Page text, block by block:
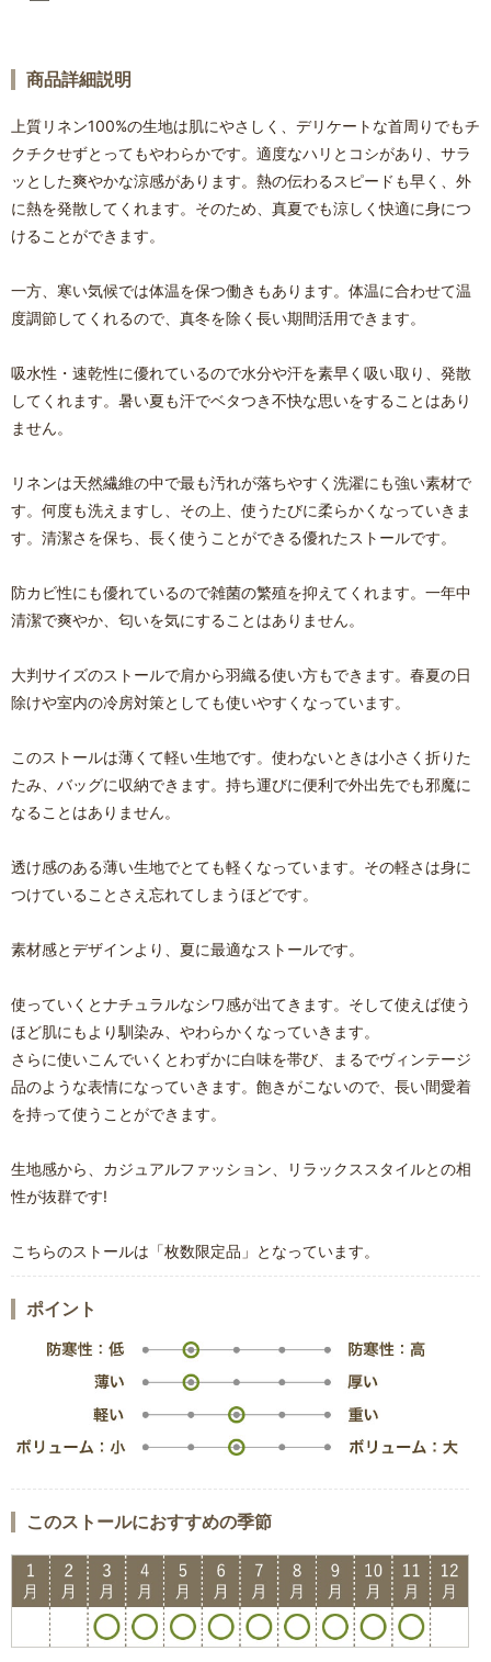
ポイント
このストールにおすすめの季節
商品詳細説明
上質リネン100%の生地は肌にやさしく、デリケートな首周りでもチ
クチクせずとってもやわらかです。適度なハリとコシがあり、サラ
ッとした爽やかな涼感があります。熱の伝わるスピードも早く、外
に熱を発散してくれます。そのため、真夏でも涼しく快適に身につ
けることができます。
一方、寒い気候では体温を保つ働きもあります。体温に合わせて温
度調節してくれるので、真冬を除く長い期間活用できます。
吸水性・速乾性に優れているので水分や汗を素早く吸い取り、発散
してくれます。暑い夏も汗でベタつき不快な思いをすることはあり
ません。
リネンは天然繊維の中で最も汚れが落ちやすく洗濯にも強い素材で
す。何度も洗えますし、その上、使うたびに柔らかくなっていきま
す。清潔さを保ち、長く使うことができる優れたストールです。
防カビ性にも優れているので雑菌の繁殖を抑えてくれます。一年中
清潔で爽やか、匂いを気にすることはありません。
大判サイズのストールで肩から羽織る使い方もできます。春夏の日
除けや室内の冷房対策としても使いやすくなっています。
このストールは薄くて軽い生地です。使わないときは小さく折りた
たみ、バッグに収納できます。持ち運びに便利で外出先でも邪魔に
なることはありません。
透け感のある薄い生地でとても軽くなっています。その軽さは身に
つけていることさえ忘れてしまうほどです。
素材感とデザインより、夏に最適なストールです。
使っていくとナチュラルなシワ感が出てきます。そして使えば使う
ほど肌にもより馴染み、やわらかくなっていきます。
さらに使いこんでいくとわずかに白味を帯び、まるでヴィンテージ
品のような表情になっていきます。飽きがこないので、長い間愛着
を持って使うことができます。
生地感から、カジュアルファッション、リラックススタイルとの相
性が抜群です!
こちらのストールは「枚数限定品」となっています。